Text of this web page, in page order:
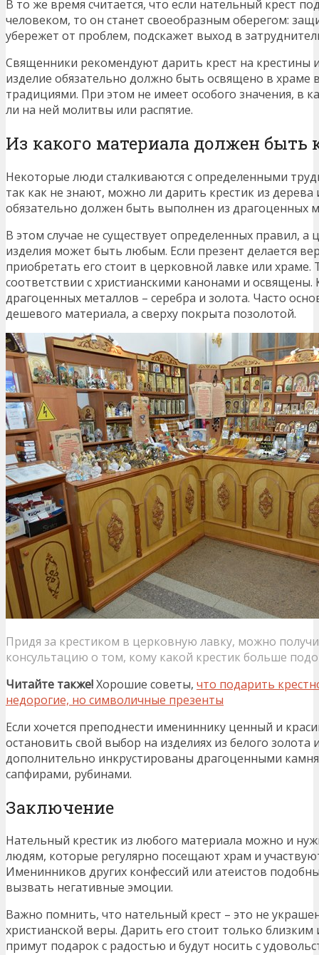
В то же время считается, что если нательный крест
человеком, то он станет своеобразным оберегом:
убережет от проблем, подскажет выход в
Священники рекомендуют дарить крест на крестины
изделие обязательно должно быть освящено в храме
традициями. При этом не имеет особого значения, в
ли на ней молитвы или распятие.
Из какого материала должен быть
Некоторые люди сталкиваются с определенными
так как не знают, можно ли дарить крестик из
обязательно должен быть выполнен из драгоценных
В этом случае не существует определенных правил, а
изделия может быть любым. Если презент делается
приобретать его стоит в церковной лавке или
соответствии с христианскими канонами и
драгоценных металлов – серебра и золота. Часто
дешевого материала, а сверху покрыта позолотой.
Придя за крестиком в церковную лавку, можно
консультацию о том, кому какой крестик больше
Читайте также!Хорошие советы, что подарить
недорогие, но символичные презенты
Если хочется преподнести имениннику ценный и
остановить свой выбор на изделиях из белого
дополнительно инкрустированы драгоценными
сапфирами, рубинами.
Заключение
Нательный крестик из любого материала можно и
людям, которые регулярно посещают храм и
Именинников других конфессий или атеистов
вызвать негативные эмоции.
Важно помнить, что нательный крест – это не
христианской веры. Дарить его стоит только
примут подарок с радостью и будут носить с